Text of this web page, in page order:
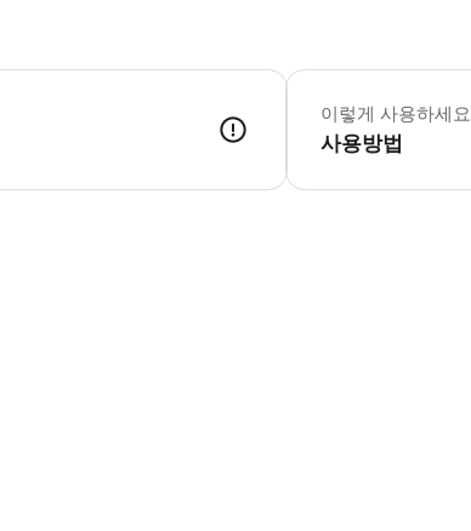
* 소요시간 : 120분 (옵션
이렇게 사용하세요
사용방법